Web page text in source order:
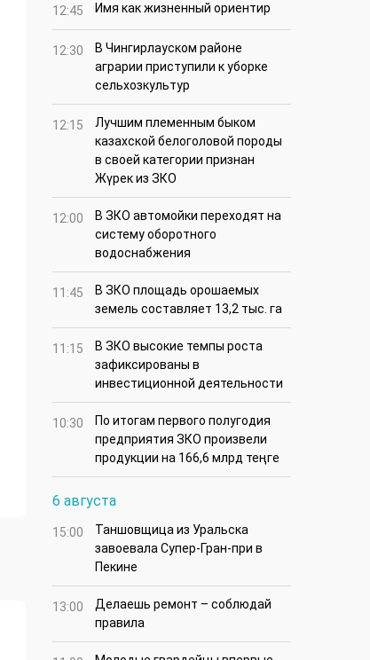
12:45 Имя как жизненный ориентир
12:30
В Чингирлауском районе
аграрии приступили к уборке
сельхозкультур
12:15
Лучшим племенным быком
казахской белоголовой породы
в своей категории признан
Жүрек из ЗКО
12:00
В ЗКО автомойки переходят на
систему оборотного
водоснабжения
11:45
В ЗКО площадь орошаемых
земель составляет 13,2 тыс. га
11:15
В ЗКО высокие темпы роста
зафиксированы в
инвестиционной деятельности
10:30
По итогам первого полугодия
предприятия ЗКО произвели
продукции на 166,6 млрд теңге
6 августа
15:00
Таншовщица из Уральска
завоевала Супер-Гран-при в
Пекине
13:00
Делаешь ремонт – соблюдай
правила